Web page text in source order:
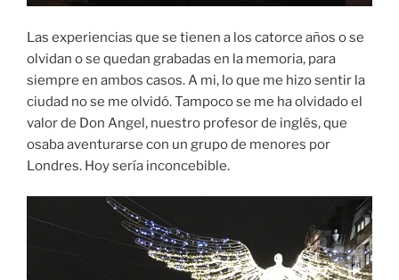
Las experiencias que se tienen a los catorce años o se
olvidan o se quedan grabadas en la memoria, para
siempre en ambos casos. A mi, lo que me hizo sentir la
ciudad no se me olvidó. Tampoco se me ha olvidado el
valor de Don Angel, nuestro profesor de inglés, que
osaba aventurarse con un grupo de menores por
Londres. Hoy sería inconcebible.